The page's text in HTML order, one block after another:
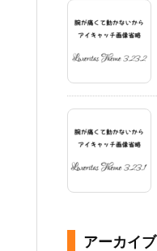
アーカイブ